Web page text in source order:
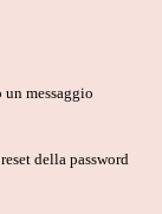
messaggio
della password